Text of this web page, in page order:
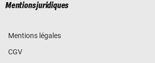
Mentions juridiques
Mentions légales
CGV